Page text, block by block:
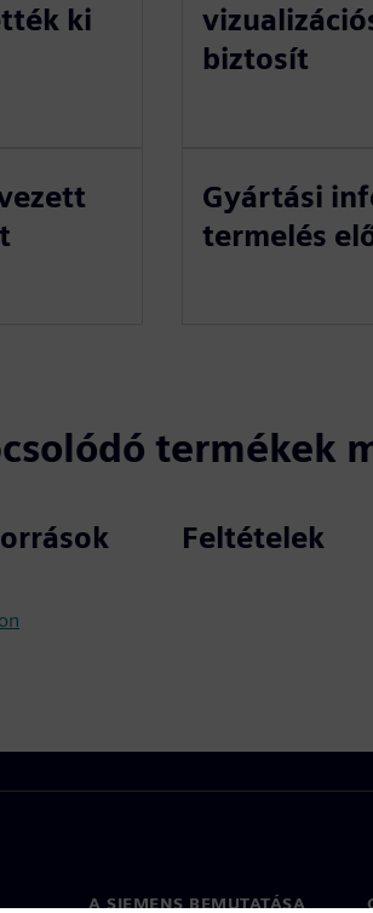
ki
biztosít
Gyártási
termelés
termékek
Feltételek
A SIEMENS BEMUTATÁSA